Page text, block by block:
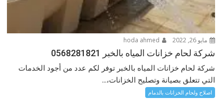
مايو 26, 2022
شركة لحام خزانات المياه بالخبر 0568281821
شركة لحام خزانات المياه بالخبر توفر لكم عدد من أجود الخدمات
التي تتعلق بصيانة وتصليح الخزانات،...
اصلاح ولحام الخزانات بالدمام